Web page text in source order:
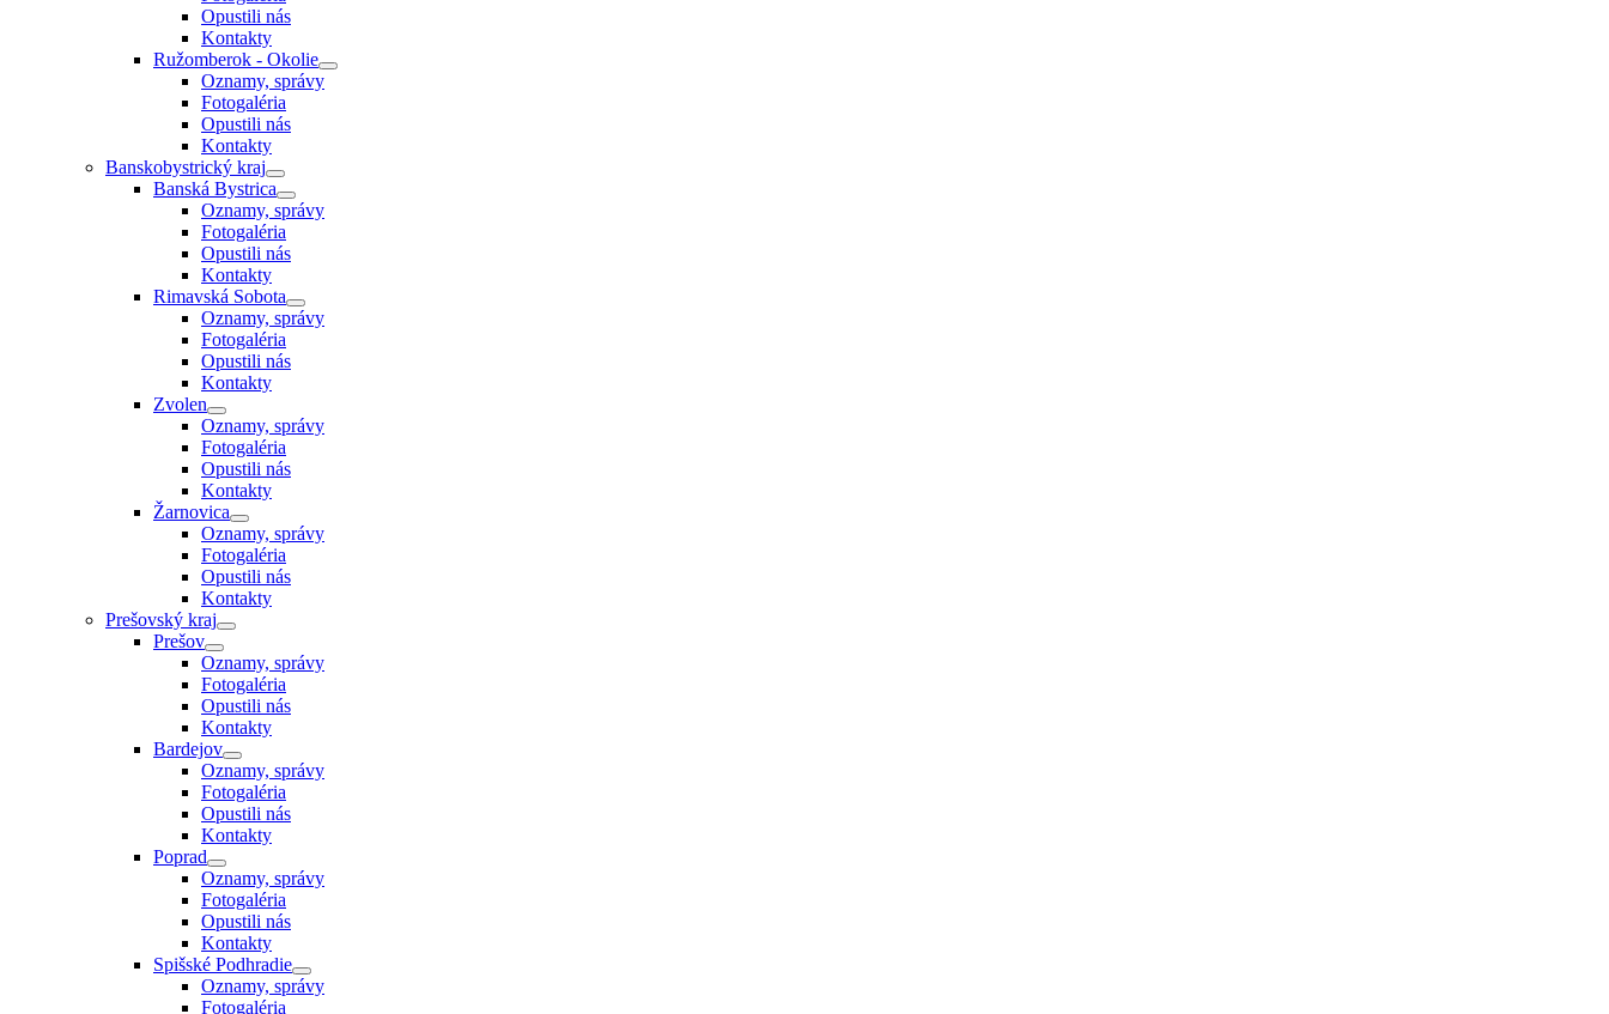
Opustili nás
Kontakty
Ružomberok - Okolie
Oznamy, správy
Fotogaléria
Opustili nás
Kontakty
Banskobystrický kraj
Banská Bystrica
Oznamy, správy
Fotogaléria
Opustili nás
Kontakty
Rimavská Sobota
Oznamy, správy
Fotogaléria
Opustili nás
Kontakty
Zvolen
Oznamy, správy
Fotogaléria
Opustili nás
Kontakty
Žarnovica
Oznamy, správy
Fotogaléria
Opustili nás
Kontakty
Prešovský kraj
Prešov
Oznamy, správy
Fotogaléria
Opustili nás
Kontakty
Bardejov
Oznamy, správy
Fotogaléria
Opustili nás
Kontakty
Poprad
Oznamy, správy
Fotogaléria
Opustili nás
Kontakty
Spišské Podhradie
Oznamy, správy
Fotogaléria